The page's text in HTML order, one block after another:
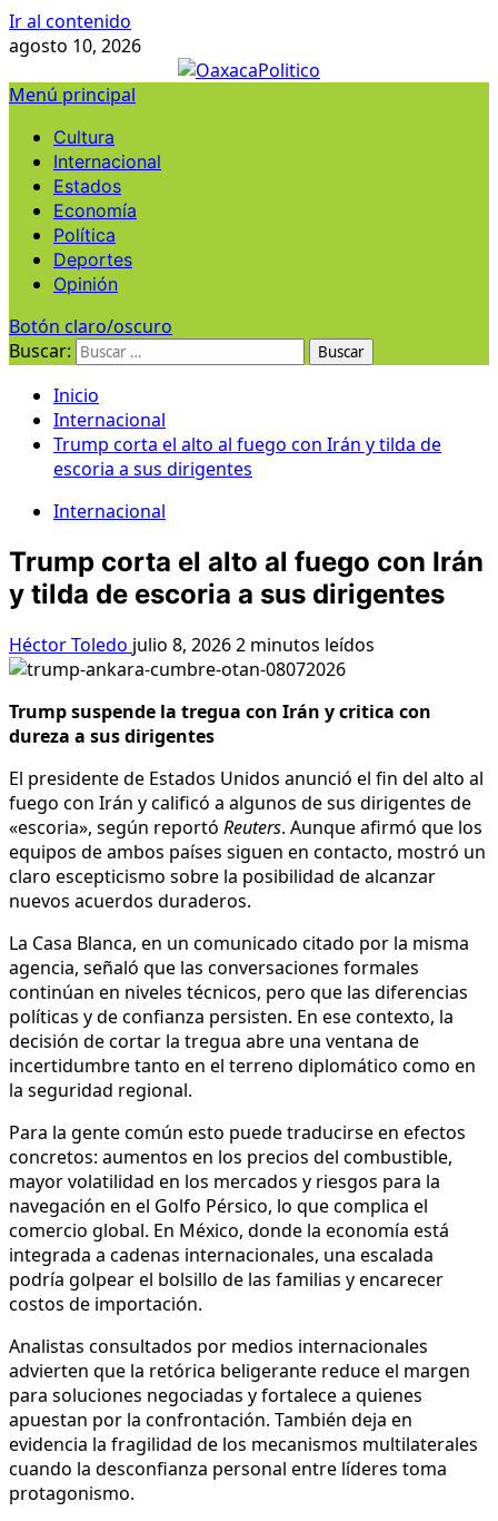
Ir al contenido
agosto 10, 2026
Menú principal
Cultura
Internacional
Estados
Economía
Política
Deportes
Opinión
Botón claro/oscuro
Buscar:
Inicio
Internacional
Trump corta el alto al fuego con Irán y tilda de
escoria a sus dirigentes
Internacional
Trump corta el alto al fuego con Irán
y tilda de escoria a sus dirigentes
Héctor Toledo julio 8, 20262 minutos leídos
Trump suspende la tregua con Irán y critica con
dureza a sus dirigentes
El presidente de Estados Unidos anunció el fin del alto al
fuego con Irán y calificó a algunos de sus dirigentes de
«escoria», según reportó Reuters. Aunque afirmó que los
equipos de ambos países siguen en contacto, mostró un
claro escepticismo sobre la posibilidad de alcanzar
nuevos acuerdos duraderos.
La Casa Blanca, en un comunicado citado por la misma
agencia, señaló que las conversaciones formales
continúan en niveles técnicos, pero que las diferencias
políticas y de confianza persisten. En ese contexto, la
decisión de cortar la tregua abre una ventana de
incertidumbre tanto en el terreno diplomático como en
la seguridad regional.
Para la gente común esto puede traducirse en efectos
concretos: aumentos en los precios del combustible,
mayor volatilidad en los mercados y riesgos para la
navegación en el Golfo Pérsico, lo que complica el
comercio global. En México, donde la economía está
integrada a cadenas internacionales, una escalada
podría golpear el bolsillo de las familias y encarecer
costos de importación.
Analistas consultados por medios internacionales
advierten que la retórica beligerante reduce el margen
para soluciones negociadas y fortalece a quienes
apuestan por la confrontación. También deja en
evidencia la fragilidad de los mecanismos multilaterales
cuando la desconfianza personal entre líderes toma
protagonismo.